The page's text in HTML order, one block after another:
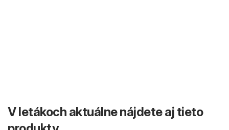
V letákoch aktuálne nájdete aj tieto